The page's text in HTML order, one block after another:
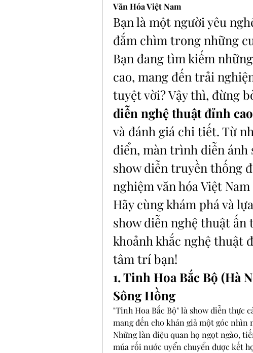
Văn Hóa Việt Nam
Bạn là một người yêu
đắm chìm trong những
Bạn đang tìm kiếm
cao, mang đến trải
tuyệt vời? Vậy thì, đừng
diễn nghệ thuật đỉnh cao
và đánh giá chi tiết. Từ
điển, màn trình diễn ánh
show diễn truyền thống
nghiệm văn hóa Việt
Hãy cùng khám phá và
show diễn nghệ thuật ấn
khoảnh khắc nghệ thuật
tâm trí bạn!
1. Tinh Hoa Bắc Bộ (Hà
Sông Hồng
"Tinh Hoa Bắc Bộ" là show diễn thực
mang đến cho khán giả một góc nhìn
Những làn điệu quan họ ngọt ngào,
múa rối nước uyển chuyển được kết